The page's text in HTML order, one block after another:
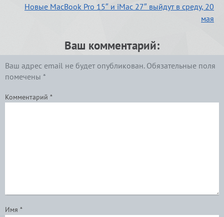
Новые MacBook Pro 15″ и iMac 27″ выйдут в среду, 20
мая
Ваш комментарий:
Ваш адрес email не будет опубликован. Обязательные поля
помечены *
Комментарий *
Имя *